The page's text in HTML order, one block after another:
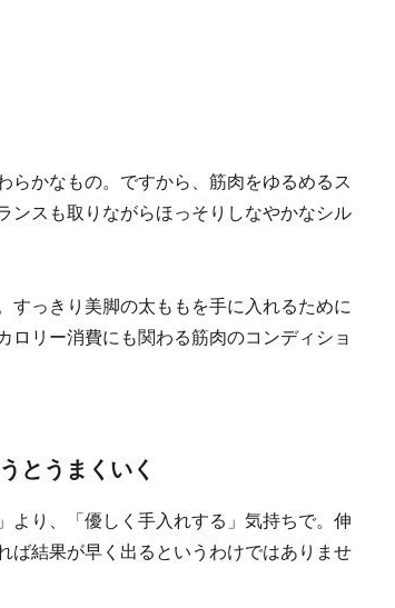
らかなもの。ですから、筋肉をゆるめるス
ンスも取りながらほっそりしなやかなシル
すっきり美脚の太ももを手に入れるために
ロリー消費にも関わる筋肉のコンディショ
とうまくいく
より、「優しく手入れする」気持ちで。伸
ば結果が早く出るというわけではありませ